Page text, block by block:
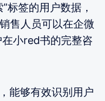
标签的用户数据，
售人员可以在企微
小red书的完整咨
能够有效识别用户